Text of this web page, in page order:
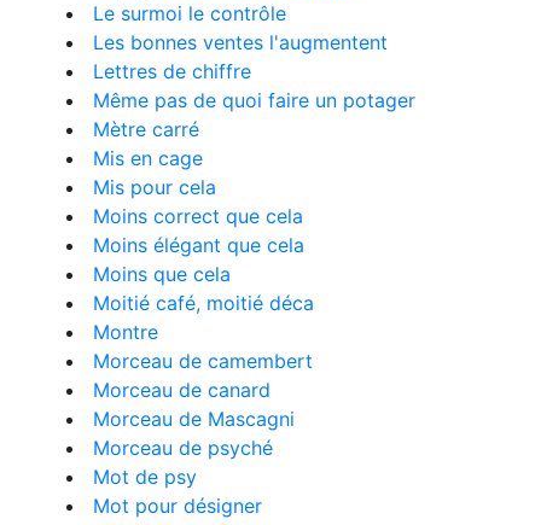
Le surmoi le contrôle
Les bonnes ventes l'augmentent
Lettres de chiffre
Même pas de quoi faire un potager
Mètre carré
Mis en cage
Mis pour cela
Moins correct que cela
Moins élégant que cela
Moins que cela
Moitié café, moitié déca
Montre
Morceau de camembert
Morceau de canard
Morceau de Mascagni
Morceau de psyché
Mot de psy
Mot pour désigner